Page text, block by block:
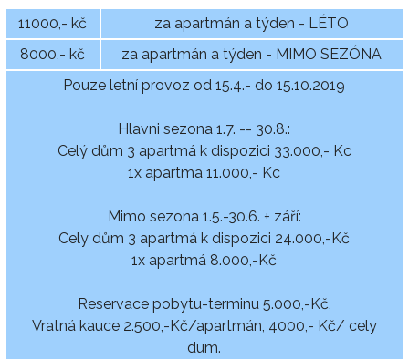
11000,- kč
za apartmán a týden - LÉTO
8000,- kč
za apartmán a týden - MIMO SEZÓNA
Pouze letní provoz od 15.4.- do 15.10.2019
Hlavni sezona 1.7. -- 30.8.:
Celý dům 3 apartmá k dispozici 33.000,- Kc
1x apartma 11.000,- Kc
Mimo sezona 1.5.-30.6. + září:
Cely dům 3 apartmá k dispozici 24.000,-Kč
1x apartmá 8.000,-Kč
Reservace pobytu-terminu 5.000,-Kč,
Vratná kauce 2.500,-Kč/apartmán, 4000,- Kč/ cely
dum.